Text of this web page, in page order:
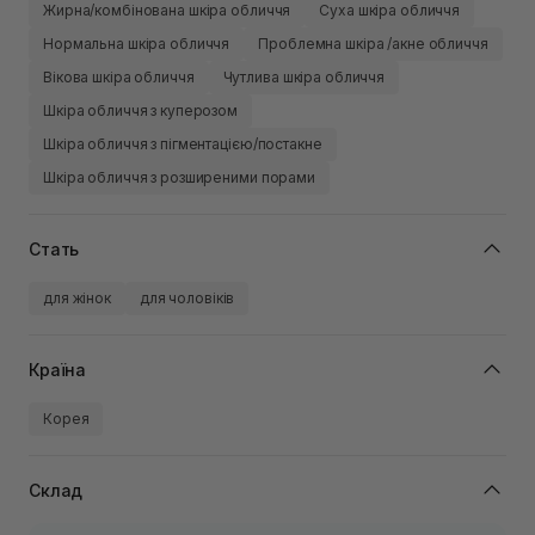
Жирна/комбінована шкіра обличчя
Суха шкіра обличчя
Нормальна шкіра обличчя
Проблемна шкіра /акне обличчя
Вікова шкіра обличчя
Чутлива шкіра обличчя
Шкіра обличчя з куперозом
Шкіра обличчя з пігментацією/постакне
Шкіра обличчя з розширеними порами
Стать
для жінок для чоловіків
Країна
Корея
Склад